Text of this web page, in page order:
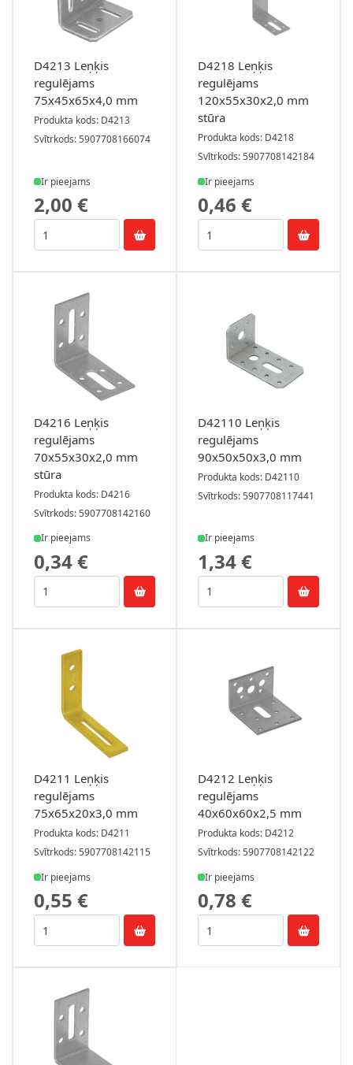
D4213 Leņķis
regulējams
75x45x65x4,0 mm
Produkta kods: D4213
Svītrkods: 5907708166074
Ir pieejams
2,00 €
D4218 Leņķis
regulējams
120x55x30x2,0 mm
stūra
Produkta kods: D4218
Svītrkods: 5907708142184
Ir pieejams
0,46 €
D4216 Leņķis
regulējams
70x55x30x2,0 mm
stūra
Produkta kods: D4216
Svītrkods: 5907708142160
Ir pieejams
0,34 €
D42110 Leņķis
regulējams
90x50x50x3,0 mm
Produkta kods: D42110
Svītrkods: 5907708117441
Ir pieejams
1,34 €
D4211 Leņķis
regulējams
75x65x20x3,0 mm
Produkta kods: D4211
Svītrkods: 5907708142115
Ir pieejams
0,55 €
D4212 Leņķis
regulējams
40x60x60x2,5 mm
Produkta kods: D4212
Svītrkods: 5907708142122
Ir pieejams
0,78 €